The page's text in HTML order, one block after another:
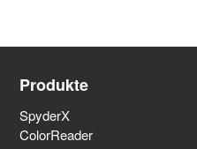
Produkte
SpyderX
ColorReader